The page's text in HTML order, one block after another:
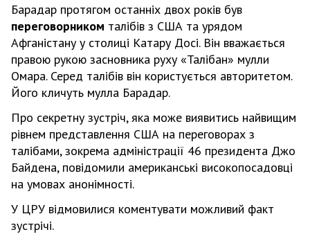
Барадар протягом останніх двох років був
переговорником талібів з США та урядом
Афганістану у столиці Катару Досі. Він вважається
правою рукою засновника руху «Талібан» мулли
Омара. Серед талібів він користується авторитетом.
Його кличуть мулла Барадар.
Про секретну зустріч, яка може виявитись найвищим
рівнем представлення США на переговорах з
талібами, зокрема адміністрації 46 президента Джо
Байдена, повідомили американські високопосадовці
на умовах анонімності.
У ЦРУ відмовилися коментувати можливий факт
зустрічі.